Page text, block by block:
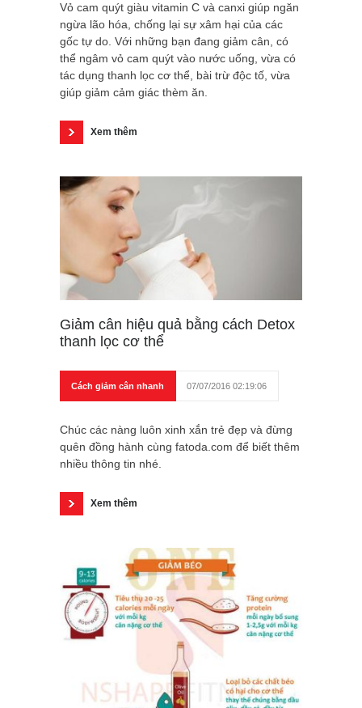
Vỏ cam quýt giàu vitamin C và canxi giúp ngăn
ngừa lão hóa, chống lại sự xâm hại của các
gốc tự do. Với những bạn đang giảm cân, có
thể ngâm vỏ cam quýt vào nước uống, vừa có
tác dụng thanh lọc cơ thể, bài trừ độc tố, vừa
giúp giảm cảm giác thèm ăn.
Xem thêm
Giảm cân hiệu quả bằng cách Detox
thanh lọc cơ thể
Cách giảm cân nhanh 07/07/2016 02:19:06
Chúc các nàng luôn xinh xắn trẻ đẹp và đừng
quên đồng hành cùng fatoda.com để biết thêm
nhiều thông tin nhé.
Xem thêm